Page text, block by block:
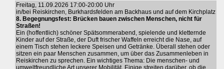
Freitag, 11.09.2026 17:00-20:00 Uhr
in/bei Reiskirchen, Burkhardsfelden am Backhaus und auf dem Kirchplatz
8. Begegnungsfest: Brücken bauen zwischen Menschen, nicht für
Straßen!
Ein (hoffentlich) schöner Spätsommerabend, spielende und kletternde
Kinder auf der Straße, der Duft frischer Waffeln erreicht die Nase, auf
einem Tisch stehen leckere Speisen und Getränke. Überall stehen oder
sitzen ein paar Menschen zusammen, um über das Zusammenleben in
Reiskirchen zu sprechen. Ein wichtiges Thema: Die menschen- und
umweltfreundliche Art unserer Mobilität. Einige streiten darüber, ob die